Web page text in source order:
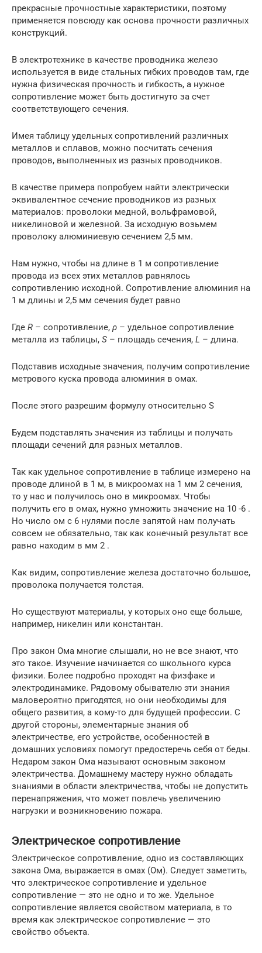
прекрасные прочностные характеристики, поэтому
применяется повсюду как основа прочности различных
конструкций.
В электротехнике в качестве проводника железо
используется в виде стальных гибких проводов там, где
нужна физическая прочность и гибкость, а нужное
сопротивление может быть достигнуто за счет
соответствующего сечения.
Имея таблицу удельных сопротивлений различных
металлов и сплавов, можно посчитать сечения
проводов, выполненных из разных проводников.
В качестве примера попробуем найти электрически
эквивалентное сечение проводников из разных
материалов: проволоки медной, вольфрамовой,
никелиновой и железной. За исходную возьмем
проволоку алюминиевую сечением 2,5 мм.
Нам нужно, чтобы на длине в 1 м сопротивление
провода из всех этих металлов равнялось
сопротивлению исходной. Сопротивление алюминия на
1 м длины и 2,5 мм сечения будет равно
Где R – сопротивление, ρ – удельное сопротивление
металла из таблицы, S – площадь сечения, L – длина.
Подставив исходные значения, получим сопротивление
метрового куска провода алюминия в омах.
После этого разрешим формулу относительно S
Будем подставлять значения из таблицы и получать
площади сечений для разных металлов.
Так как удельное сопротивление в таблице измерено на
проводе длиной в 1 м, в микроомах на 1 мм 2 сечения,
то у нас и получилось оно в микроомах. Чтобы
получить его в омах, нужно умножить значение на 10 -6 .
Но число ом с 6 нулями после запятой нам получать
совсем не обязательно, так как конечный результат все
равно находим в мм 2 .
Как видим, сопротивление железа достаточно большое,
проволока получается толстая.
Но существуют материалы, у которых оно еще больше,
например, никелин или константан.
Про закон Ома многие слышали, но не все знают, что
это такое. Изучение начинается со школьного курса
физики. Более подробно проходят на физфаке и
электродинамике. Рядовому обывателю эти знания
маловероятно пригодятся, но они необходимы для
общего развития, а кому-то для будущей профессии. С
другой стороны, элементарные знания об
электричестве, его устройстве, особенностей в
домашних условиях помогут предостеречь себя от беды.
Недаром закон Ома называют основным законом
электричества. Домашнему мастеру нужно обладать
знаниями в области электричества, чтобы не допустить
перенапряжения, что может повлечь увеличению
нагрузки и возникновению пожара.
Электрическое сопротивление
Электрическое сопротивление, одно из составляющих
закона Ома, выражается в омах (Ом). Следует заметить,
что электрическое сопротивление и удельное
сопротивление — это не одно и то же. Удельное
сопротивление является свойством материала, в то
время как электрическое сопротивление — это
свойство объекта.